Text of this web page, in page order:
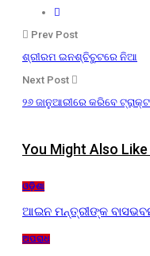
Prev Post
ଶ୍ରୀରମ ଇନଶ୍ଚିଚୁଟରେ ନିଆ
Next Post
୨୬ ଜାନୁଆରୀରେ କରିବେ
You Might Also Like
ଓଡ଼ିଶା
ଆଇନ ମନ୍ତ୍ରୀଙ୍କ
ଅପରାଧ